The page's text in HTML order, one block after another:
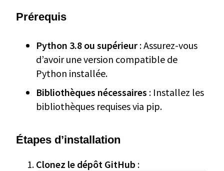
Prérequis
Python 3.8 ou supérieur : Assurez-vous
d’avoir une version compatible de
Python installée.
Bibliothèques nécessaires : Installez les
bibliothèques requises via pip.
Étapes d’installation
Clonez le dépôt GitHub :